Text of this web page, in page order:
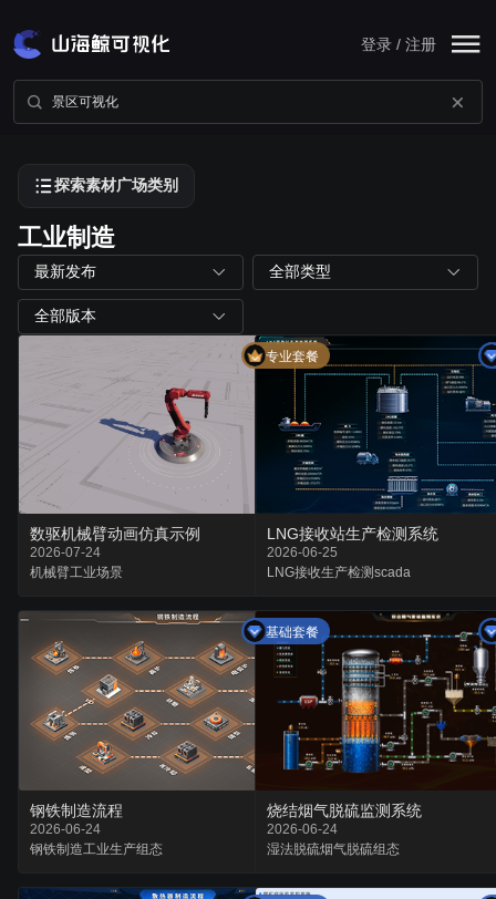
登录 / 注册
探索素材广场类别
工业制造
最新发布 全部类型
全部版本
专业套餐
数驱机械臂动画仿真示例
2026-07-24
机械臂工业场景
LNG接收站生产检测系统
2026-06-25
LNG接收生产检测scada
基础套餐
钢铁制造流程
2026-06-24
钢铁制造工业生产组态
烧结烟气脱硫监测系统
2026-06-24
湿法脱硫烟气脱硫组态